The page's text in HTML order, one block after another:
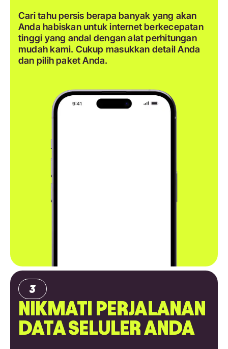
Cari tahu persis berapa banyak yang akan
Anda habiskan untuk internet berkecepatan
tinggi yang andal dengan alat perhitungan
mudah kami. Cukup masukkan detail Anda
dan pilih paket Anda.
NIKMATI PERJALANAN
DATA SELULER ANDA